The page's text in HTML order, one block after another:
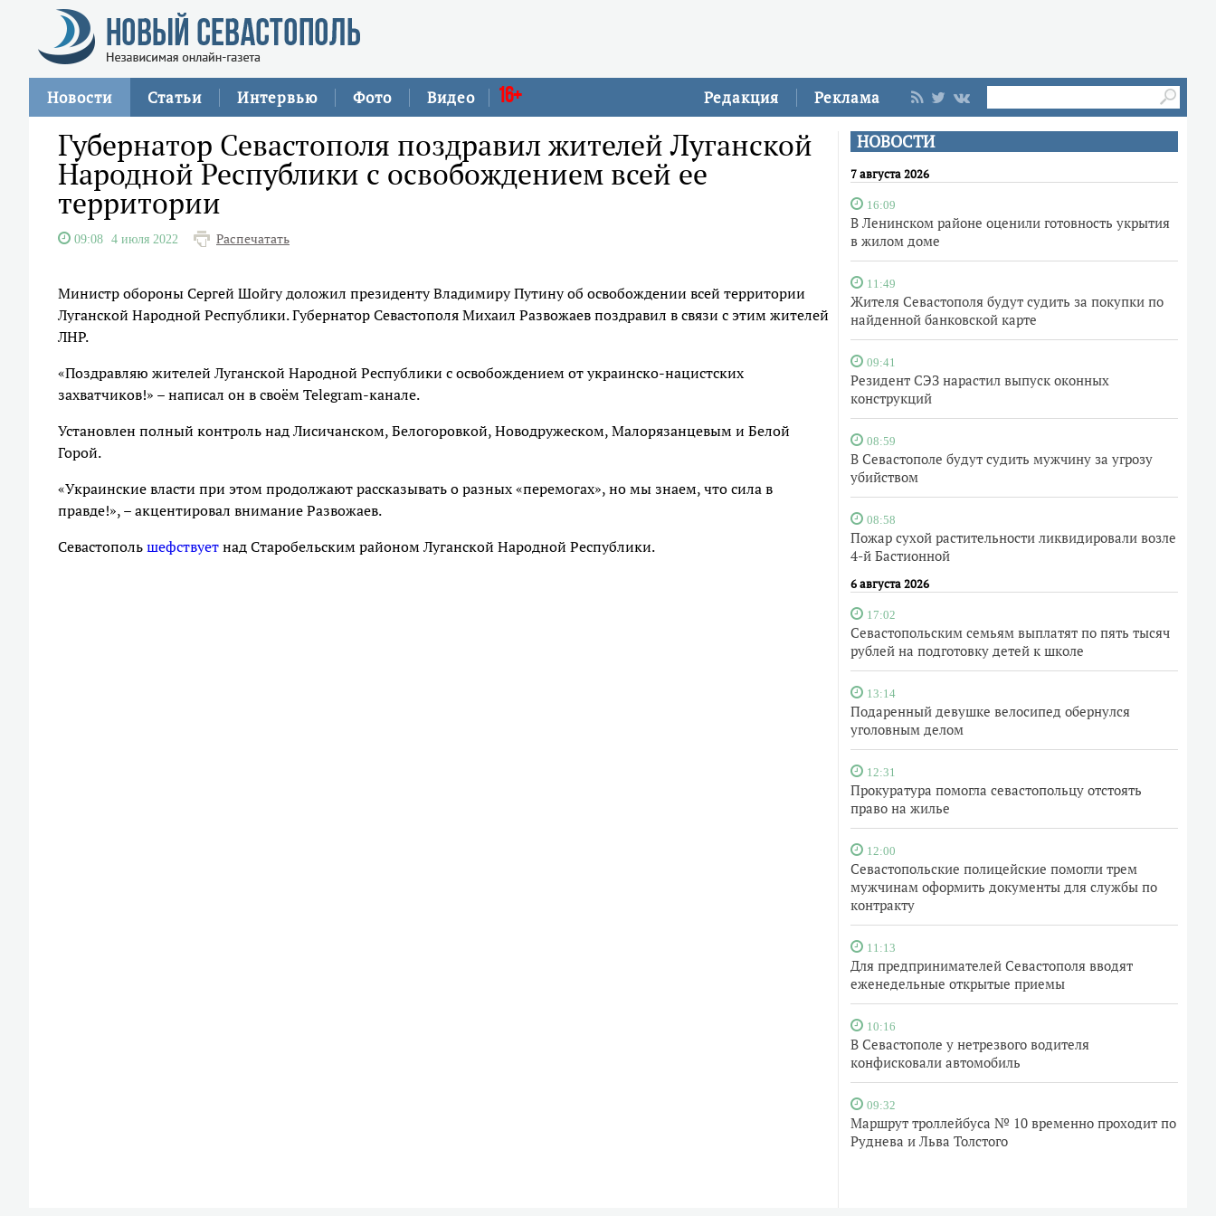
Редакция Реклама
Новости Статьи Интервью Фото Видео 16+
НОВОСТИ
7 августа 2026
16:09
В Ленинском районе оценили готовность укрытия
в жилом доме
11:49
Жителя Севастополя будут судить за покупки по
найденной банковской карте
09:41
Резидент СЭЗ нарастил выпуск оконных
конструкций
08:59
В Севастополе будут судить мужчину за угрозу
убийством
08:58
Пожар сухой растительности ликвидировали возле
4-й Бастионной
6 августа 2026
17:02
Севастопольским семьям выплатят по пять тысяч
рублей на подготовку детей к школе
13:14
Подаренный девушке велосипед обернулся
уголовным делом
12:31
Прокуратура помогла севастопольцу отстоять
право на жилье
12:00
Севастопольские полицейские помогли трем
мужчинам оформить документы для службы по
контракту
11:13
Для предпринимателей Севастополя вводят
еженедельные открытые приемы
10:16
В Севастополе у нетрезвого водителя
конфисковали автомобиль
09:32
Маршрут троллейбуса № 10 временно проходит по
Руднева и Льва Толстого
Губернатор Севастополя поздравил жителей Луганской
Народной Республики с освобождением всей ее
территории
09:08 4 июля 2022 Распечатать
Министр обороны Сергей Шойгу доложил президенту Владимиру Путину об освобождении всей территории
Луганской Народной Республики. Губернатор Севастополя Михаил Развожаев поздравил в связи с этим жителей
ЛНР.
«Поздравляю жителей Луганской Народной Республики с освобождением от украинско-нацистских
захватчиков!» – написал он в своём Telegram-канале.
Установлен полный контроль над Лисичанском, Белогоровкой, Новодружеском, Малорязанцевым и Белой
Горой.
«Украинские власти при этом продолжают рассказывать о разных «перемогах», но мы знаем, что сила в
правде!», – акцентировал внимание Развожаев.
Севастопольшефствуетнад Старобельским районом Луганской Народной Республики.